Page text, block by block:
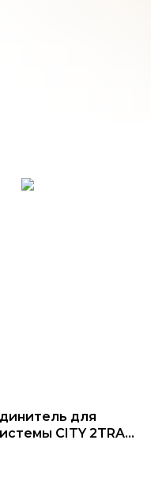
для
CITY 2TRA |